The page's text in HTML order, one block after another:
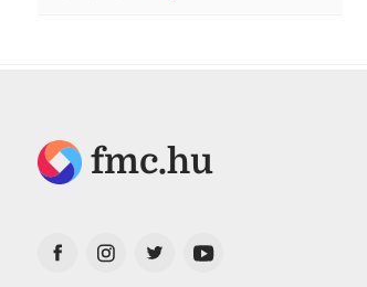
fmc.hu